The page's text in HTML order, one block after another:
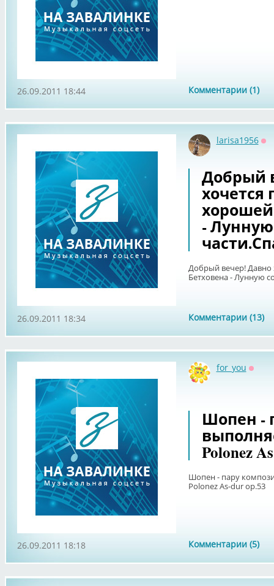
Комментарии (1)
26.09.2011 18:44
larisa1956
Добрый
хочется
- Лунную
Добрый вечер! Давно
Бетховена - Лунную
Комментарии (13)
26.09.2011 18:34
for_you
Шопен -
Polonez
Шопен - пару
Polonez As-dur op.53
Комментарии (5)
26.09.2011 18:18